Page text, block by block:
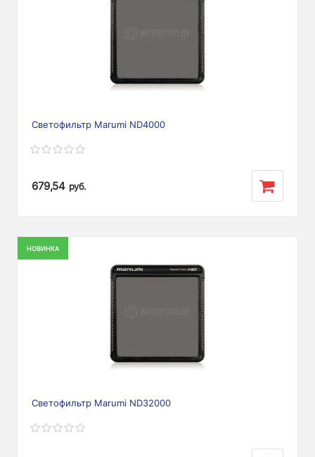
Светофильтр Marumi ND4000
679,54 руб.
НОВИНКА
Светофильтр Marumi ND32000